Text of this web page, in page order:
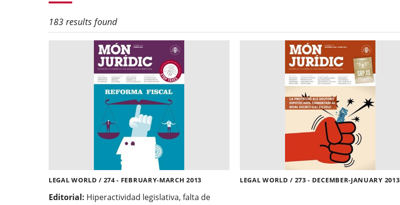
183 results found
LEGAL WORLD / 274 - FEBRUARY-MARCH 2013
Editorial: Hiperactividad legislativa, falta de
LEGAL WORLD / 273 - DECEMBER-JANUARY 2013